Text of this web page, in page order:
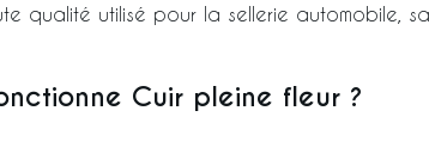
qualité utilisé pour la sellerie automobile,
Cuir pleine fleur ?